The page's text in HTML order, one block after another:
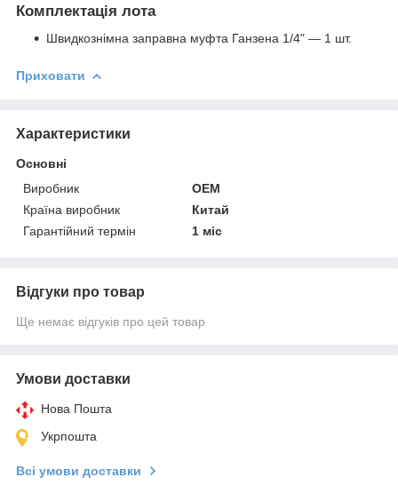
Комплектація лота
Швидкознімна заправна муфта Ганзена 1/4" — 1 шт.
Приховати
Характеристики
Основні
Виробник
OEM
Країна виробник
Китай
Гарантійний термін
1 міс
Відгуки про товар
Ще немає відгуків про цей товар
Умови доставки
Нова Пошта
Укрпошта
Всі умови доставки